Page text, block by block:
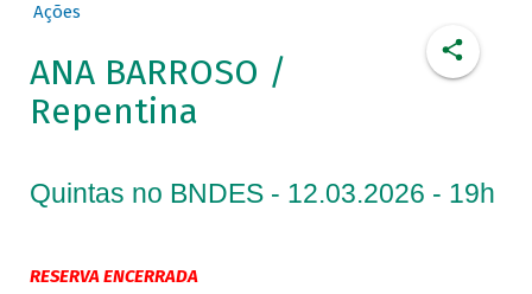
Ações
ANA BARROSO /
Repentina
Quintas no BNDES - 12.03.2026 - 19h
RESERVA ENCERRADA